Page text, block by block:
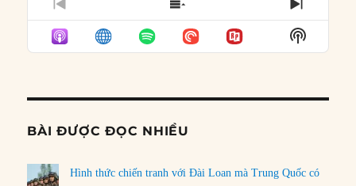
PREVIOUS
EPISODE
SHOW
EPISODES
LIST
NEXT
Show
Podcast
BÀI ĐƯỢC ĐỌC NHIỀU
Hình thức chiến tranh với Đài Loan mà Trung Quốc có